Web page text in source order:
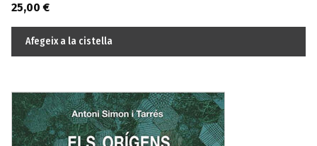
25,00€
Afegeix a la cistella